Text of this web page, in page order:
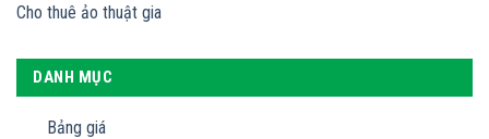
Cho thuê ảo thuật gia
DANH MỤC
Bảng giá